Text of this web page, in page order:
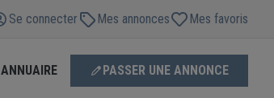
Se connecter Mes annonces Mes favoris
ANNUAIRE PASSER UNE ANNONCE